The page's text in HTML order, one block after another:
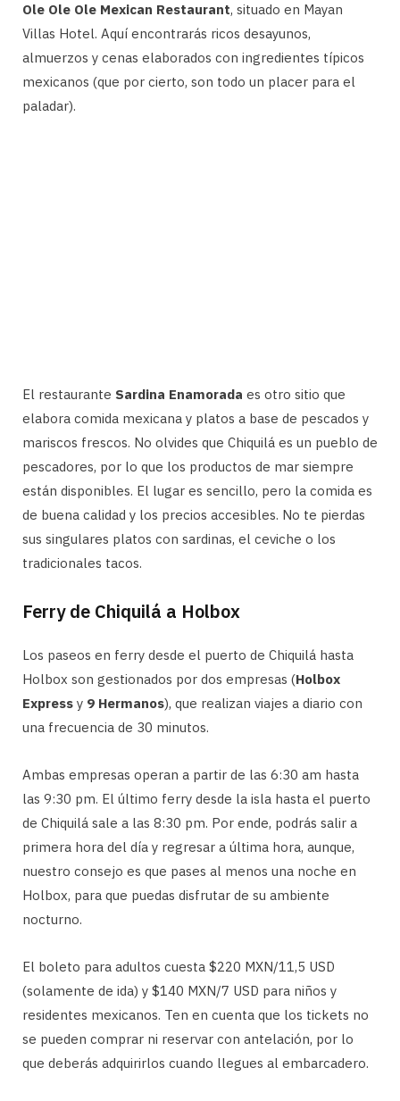
Ole Ole Ole Mexican Restaurant, situado en Mayan
Villas Hotel. Aquí encontrarás ricos desayunos,
almuerzos y cenas elaborados con ingredientes típicos
mexicanos (que por cierto, son todo un placer para el
paladar).
El restaurante Sardina Enamorada es otro sitio que
elabora comida mexicana y platos a base de pescados y
mariscos frescos. No olvides que Chiquilá es un pueblo de
pescadores, por lo que los productos de mar siempre
están disponibles. El lugar es sencillo, pero la comida es
de buena calidad y los precios accesibles. No te pierdas
sus singulares platos con sardinas, el ceviche o los
tradicionales tacos.
Ferry de Chiquilá a Holbox
Los paseos en ferry desde el puerto de Chiquilá hasta
Holbox son gestionados por dos empresas (Holbox
Express y 9 Hermanos), que realizan viajes a diario con
una frecuencia de 30 minutos.
Ambas empresas operan a partir de las 6:30 am hasta
las 9:30 pm. El último ferry desde la isla hasta el puerto
de Chiquilá sale a las 8:30 pm. Por ende, podrás salir a
primera hora del día y regresar a última hora, aunque,
nuestro consejo es que pases al menos una noche en
Holbox, para que puedas disfrutar de su ambiente
nocturno.
El boleto para adultos cuesta $220 MXN/11,5 USD
(solamente de ida) y $140 MXN/7 USD para niños y
residentes mexicanos. Ten en cuenta que los tickets no
se pueden comprar ni reservar con antelación, por lo
que deberás adquirirlos cuando llegues al embarcadero.